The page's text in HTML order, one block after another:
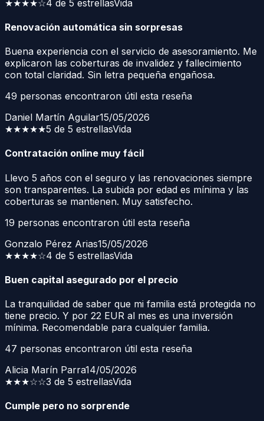
★★★★☆4 de 5 estrellasVida
Renovación automática sin sorpresas
Buena experiencia con el servicio de asesoramiento. Me
explicaron las coberturas de invalidez y fallecimiento
con total claridad. Sin letra pequeña engañosa.
49 personas encontraron útil esta reseña
Daniel Martín Aguilar15/05/2026
★★★★★5 de 5 estrellasVida
Contratación online muy fácil
Llevo 5 años con el seguro y las renovaciones siempre
son transparentes. La subida por edad es mínima y las
coberturas se mantienen. Muy satisfecho.
19 personas encontraron útil esta reseña
Gonzalo Pérez Arias15/05/2026
★★★★☆4 de 5 estrellasVida
Buen capital asegurado por el precio
La tranquilidad de saber que mi familia está protegida no
tiene precio. Y por 22 EUR al mes es una inversión
mínima. Recomendable para cualquier familia.
47 personas encontraron útil esta reseña
Alicia Marín Parra14/05/2026
★★★☆☆3 de 5 estrellasVida
Cumple pero no sorprende